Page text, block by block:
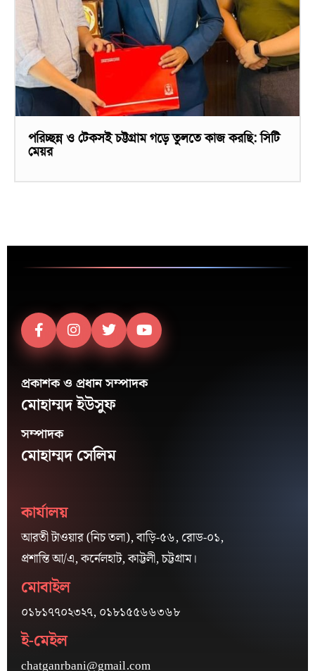
পরিচ্ছন্ন ও টেকসই চট্টগ্রাম গড়ে তুলতে কাজ করছি: সিটি
মেয়র
প্রকাশক ও প্রধান সম্পাদক
মোহাম্মদ ইউসুফ
সম্পাদক
মোহাম্মদ সেলিম
কার্যালয়
আরতী টাওয়ার (নিচ তলা), বাড়ি-৫৬, রোড-০১,
প্রশান্তি আ/এ, কর্নেলহাট, কাট্টলী, চট্টগ্রাম।
মোবাইল
০১৮১৭৭০২৩২৭, ০১৮১৫৫৬৬৩৬৮
ই-মেইল
chatganrbani@gmail.com